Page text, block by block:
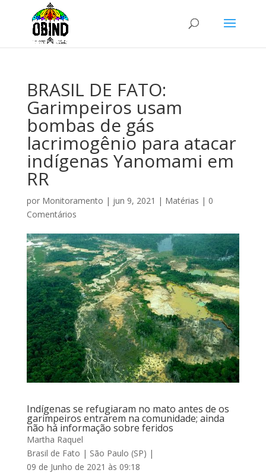
BRASIL DE FATO:
Garimpeiros usam
bombas de gás
lacrimogênio para atacar
indígenas Yanomami em
RR
por Monitoramento | jun 9, 2021 | Matérias | 0
Comentários
Indígenas se refugiaram no mato antes de os
garimpeiros entrarem na comunidade; ainda
não há informação sobre feridos
Martha Raquel
Brasil de Fato | São Paulo (SP) |
09 de Junho de 2021 às 09:18